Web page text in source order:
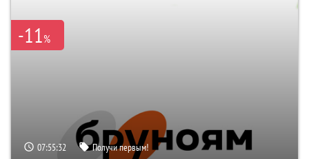
-11%
07:55:31 Получи первым!